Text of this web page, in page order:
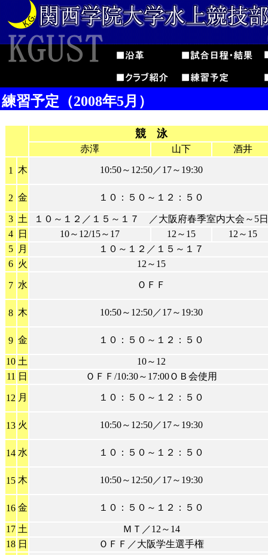
練習予定（2008年5月）
競 泳
赤澤 山下 酒井
1 木 10:50～12:50／17～19:30
2 金 １０：５０～１２：５０
3 土
１０～１２／１５～１７ ／大阪府春季室内大会～5日
4
日 10～12/15～17 12～15
12～15
5
月
１０～１２／１５～１７
6 火 12～15
7 水 ＯＦＦ
8 木 10:50～12:50／17～19:30
9 金 １０：５０～１２：５０
10 土
10～12
11 日 ＯＦＦ/10:30～17:00ＯＢ会使用
12 月 １０：５０～１２：５０
13 火 10:50～12:50／17～19:30
14 水 １０：５０～１２：５０
15 木 10:50～12:50／17～19:30
16 金 １０：５０～１２：５０
17 土
ＭＴ／12～14
18 日 ＯＦＦ／大阪学生選手権